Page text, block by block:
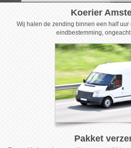
PRIJZEN
OFFERTE
CONTACT
Koerier
Wij halen de zending binnen een half
eindbestemming,
Pakket